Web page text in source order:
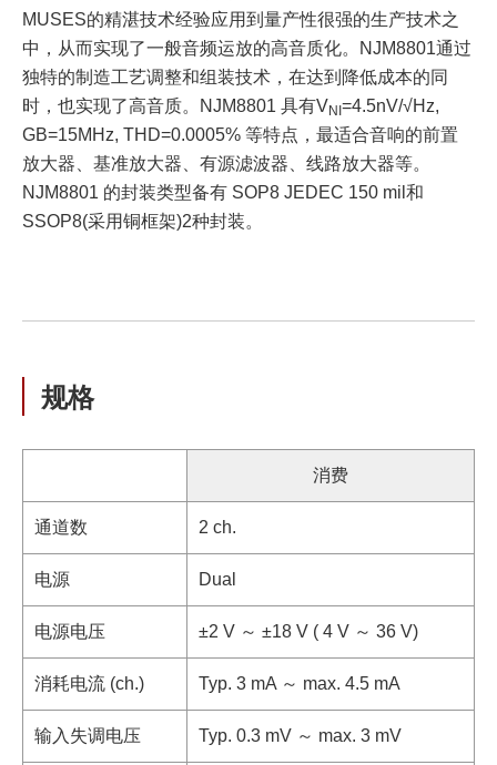
MUSES的精湛技术经验应用到量产性很强的生产技术之
中，从而实现了一般音频运放的高音质化。NJM8801通过
独特的制造工艺调整和组装技术，在达到降低成本的同
时，也实现了高音质。NJM8801 具有VNI =4.5nV/√Hz,
GB=15MHz, THD=0.0005% 等特点，最适合音响的前置
放大器、基准放大器、有源滤波器、线路放大器等。
NJM8801 的封装类型备有 SOP8 JEDEC 150 mil和
SSOP8(采用铜框架)2种封装。
规格
消费
通道数 2 ch.
电源 Dual
电源电压 ±2 V ～ ±18 V ( 4 V ～ 36 V)
消耗电流 (ch.) Typ. 3 mA ～ max. 4.5 mA
输入失调电压 Typ. 0.3 mV ～ max. 3 mV